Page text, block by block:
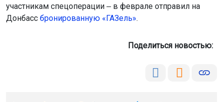
участникам спецоперации ‒ в феврале отправил на
Донбасс бронированную «ГАЗель».
Поделиться новостью: